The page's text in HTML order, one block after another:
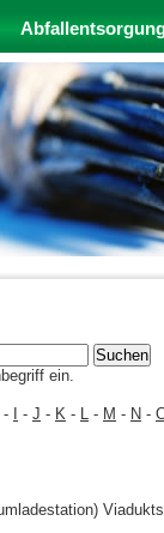
ein.
- - J - K - L - M - N -